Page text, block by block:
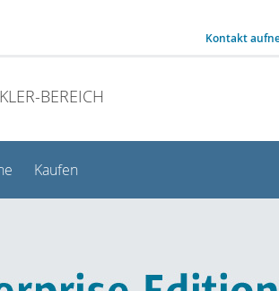
Kontakt
BEREICH
Kaufen